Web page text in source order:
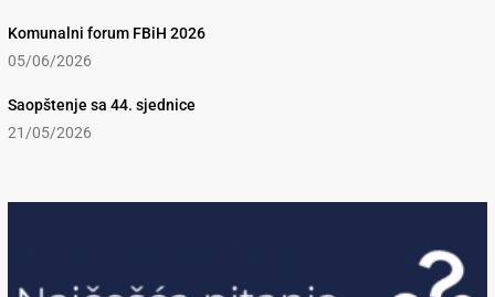
Komunalni forum FBiH 2026
05/06/2026
Saopštenje sa 44. sjednice
21/05/2026